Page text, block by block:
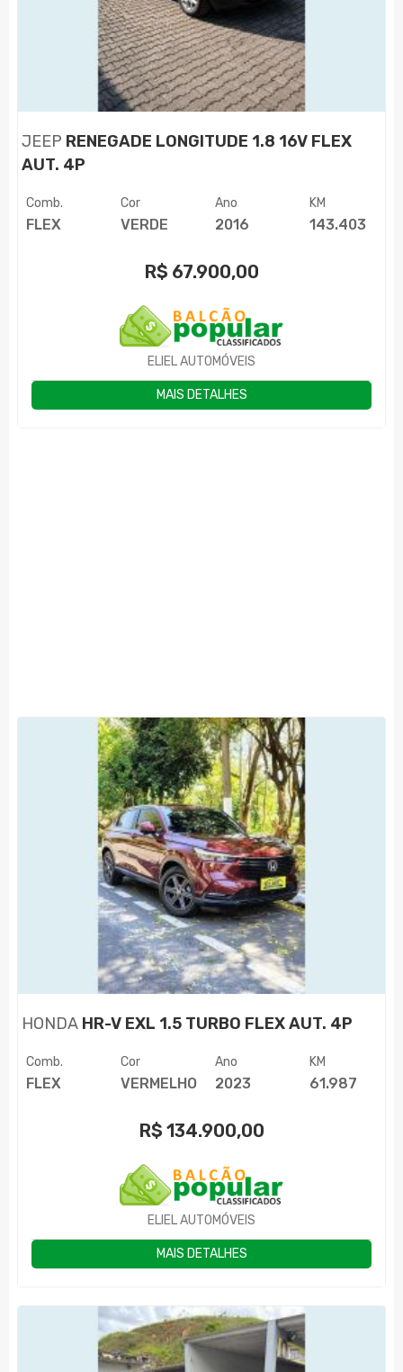
JEEP RENEGADE LONGITUDE 1.8 16V FLEX
AUT. 4P
Comb.
FLEX
Cor
VERDE
Ano
2016
KM
143.403
R$ 67.900,00
ELIEL AUTOMÓVEIS
MAIS DETALHES
HONDA HR-V EXL 1.5 TURBO FLEX AUT. 4P
Comb.
FLEX
Cor
VERMELHO
Ano
2023
KM
61.987
R$ 134.900,00
ELIEL AUTOMÓVEIS
MAIS DETALHES